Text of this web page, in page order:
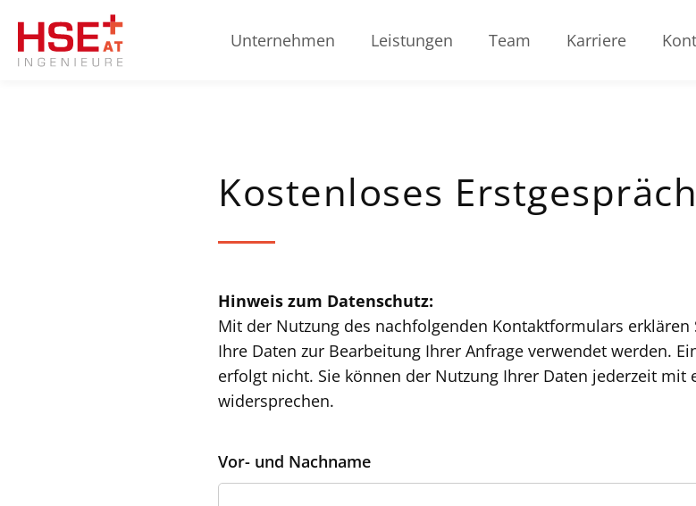
Unternehmen Leistungen Team Karriere
Kostenloses Erstgespräch
Hinweis zum Datenschutz:
Mit der Nutzung des nachfolgenden Kontaktformulars
Ihre Daten zur Bearbeitung Ihrer Anfrage verwendet werden.
erfolgt nicht. Sie können der Nutzung Ihrer Daten jederzeit mit
widersprechen.
Vor- und Nachname